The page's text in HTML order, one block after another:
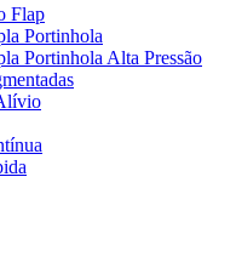
Flap
Portinhola
Portinhola Alta Pressão